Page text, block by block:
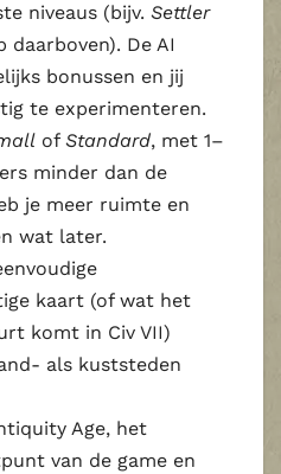
niveaus (bijv. Settler
daarboven). De AI
bonussen en jij
te experimenteren.
of Standard, met 1–
minder dan de
je meer ruimte en
wat later.
kaart (of wat het
komt in Civ VII)
als kuststeden
Age, het
van de game en